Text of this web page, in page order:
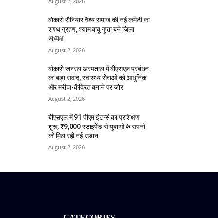
बोकारो रौनियार वैश्य समाज की नई कमेटी का
शपथ ग्रहण, श्याम बाबू गुप्ता बने जिला
अध्यक्ष
August 2, 2026
बोकारो जनरल अस्पताल में बीएसएल प्रबंधन
का बड़ा संवाद, स्वास्थ्य सेवाओं को आधुनिक
और मरीज-केंद्रित बनाने पर जोर
August 2, 2026
बीएसएल में 91 पीएम इंटर्न्स का प्रशिक्षण
शुरू, ₹9,000 स्टाइपेंड से युवाओं के सपनों
को मिल रही नई उड़ान
August 2, 2026